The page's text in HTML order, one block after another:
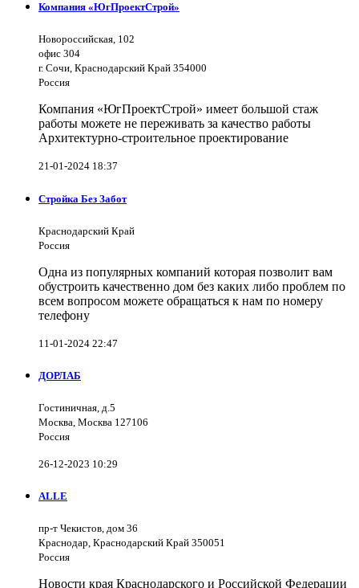
Компания «ЮгПроектСтрой»
Новороссийская, 102
офис 304
г. Сочи, Краснодарский Край 354000
Россия
Компания «ЮгПроектСтрой» имеет большой стаж
работы можете не переживать за качество работы
Архитектурно-строительное проектирование
21-01-2024 18:37
Стройка Без Забот
Краснодарский Край
Россия
Одна из популярных компаний которая позволит вам
обустроить качественно дом без каких либо проблем по
всем вопросом можете обращаться к нам по номеру
телефону
11-01-2024 22:47
ДОРЛАБ
Гостиничная, д.5
Москва, Москва 127106
Россия
26-12-2023 10:29
ALLE
пр-т Чекистов, дом 36
Краснодар, Краснодарский Край 350051
Россия
Новости края Краснодарского и Российской Федерации